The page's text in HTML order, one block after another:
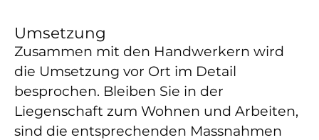
Umsetzung
Zusammen mit den Handwerkern wird
die Umsetzung vor Ort im Detail
besprochen. Bleiben Sie in der
Liegenschaft zum Wohnen und Arbeiten,
sind die entsprechenden Massnahmen